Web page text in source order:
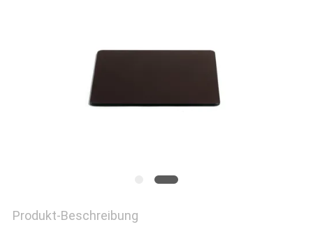
Produkt-Beschreibung